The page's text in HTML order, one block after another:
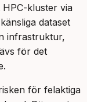
kluster via
dataset
infrastruktur,
för det
för felaktiga